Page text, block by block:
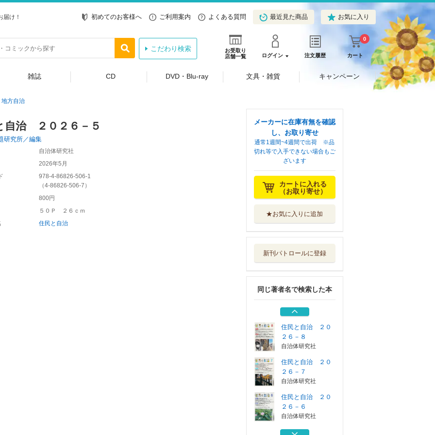
け！ 初めてのお客様へ ご利用案内 よくある質問 最近見た商品 お気に入り
お受取り
店舗一覧
ログイン 注文履歴 カート
0
こだわり検索
雑誌 CD DVD・Blu-ray 文具・雑貨 キャンペーン
地方自治
自治 ２０２６－５
研究所／編集
自治体研究社
2026年5月
978-4-86826-506-1
（4-86826-506-7 ）
800円
５０Ｐ ２６ｃｍ
住民と自治
メーカーに在庫有無を確認
し、お取り寄せ
通常1週間~4週間で出荷 ※品
切れ等で入手できない場合もご
ざいます
カートに入れる
（お取り寄せ）
★お気に入りに追加
新刊パトロールに登録
同じ著者名で検索した本
住民と自治 ２０
２６－６
住民と自治 ２０
自治体研究社
住民と自治 ２０
２６－３
自治体研究社
住民と自治 ２０
２６－８
自治体研究社
住民と自治 ２０
２６－７
自治体研究社
住民と自治 ２０
２６－６
自治体研究社
住民と自治 ２０